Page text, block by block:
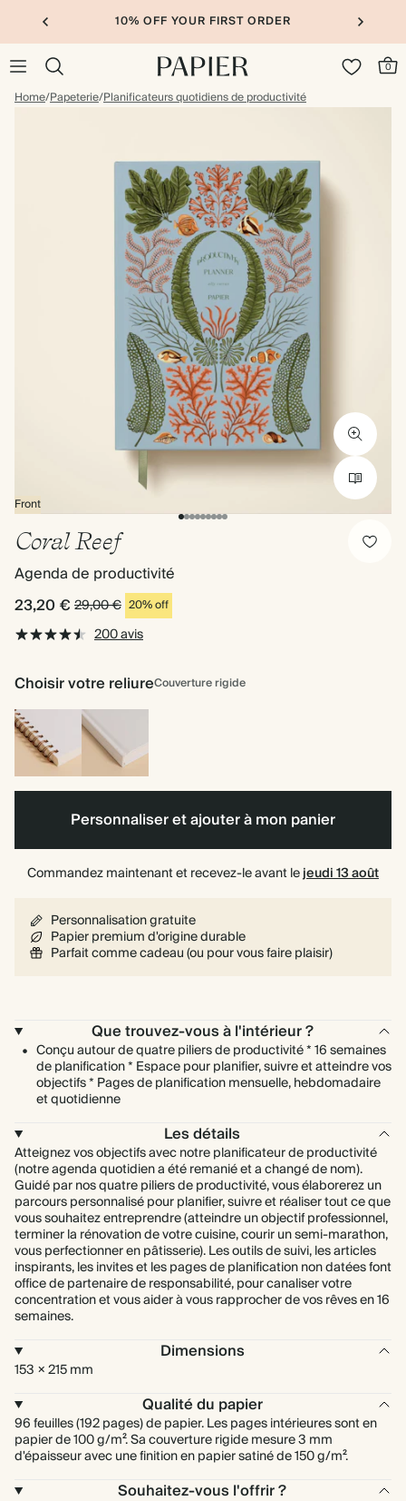
10% OFF YOUR FIRST ORDER
0
Home/Papeterie/Planificateurs quotidiens de productivité
Front
Coral Reef
Agenda de productivité
23,20 € 29,00 € 20% off
200 avis
Choisir votre reliureCouverture rigide
Reliure Couverture
Personnaliser et ajouter à mon panier
Commandez maintenant et recevez-le avant lejeudi 13 août
Personnalisation gratuite
Papier premium d'origine durable
Parfait comme cadeau (ou pour vous faire plaisir)
Que trouvez-vous à l'intérieur ?
Conçu autour de quatre piliers de productivité * 16 semaines
de planification * Espace pour planifier, suivre et atteindre vos
objectifs * Pages de planification mensuelle, hebdomadaire
et quotidienne
Les détails
Atteignez vos objectifs avec notre planificateur de productivité
(notre agenda quotidien a été remanié et a changé de nom).
Guidé par nos quatre piliers de productivité, vous élaborerez un
parcours personnalisé pour planifier, suivre et réaliser tout ce que
vous souhaitez entreprendre (atteindre un objectif professionnel,
terminer la rénovation de votre cuisine, courir un semi-marathon,
vous perfectionner en pâtisserie). Les outils de suivi, les articles
inspirants, les invites et les pages de planification non datées font
office de partenaire de responsabilité, pour canaliser votre
concentration et vous aider à vous rapprocher de vos rêves en 16
semaines.
Dimensions
153 × 215 mm
Qualité du papier
96 feuilles (192 pages) de papier. Les pages intérieures sont en
papier de 100 g/m². Sa couverture rigide mesure 3 mm
d'épaisseur avec une finition en papier satiné de 150 g/m².
Souhaitez-vous l'offrir ?